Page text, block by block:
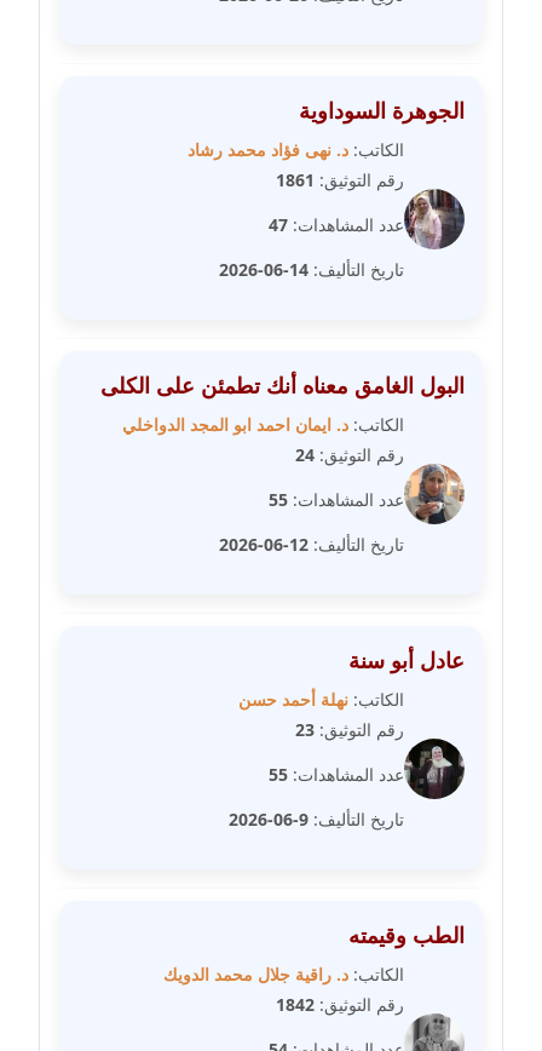
عاملة
مدونة سماح حامد
مدونة سمر ابراهيم
عاملة
مدونة سهام كمال
مدونة سهر صيام
عاملة
مدونة سهير عسكر
عاملة
مدونة سوزان بهنسي
عاملة
عاملة
مدونة شادي الربابعة
عاملة
الجوهرة السوداوية
الكاتب: د. نهى فؤاد محمد رشاد
رقم التوثيق: 1861
عدد المشاهدات: 47
تاريخ التأليف: 14-06-2026
البول الغامق معناه أنك تطمئن على الكلى
الكاتب: د. ايمان احمد ابو المجد الدواخلي
رقم التوثيق: 24
عدد المشاهدات: 55
تاريخ التأليف: 12-06-2026
عادل أبو سنة
الكاتب: نهلة أحمد حسن
رقم التوثيق: 23
عدد المشاهدات: 55
تاريخ التأليف: 9-06-2026
الطب وقيمته
الكاتب: د. راقية جلال محمد الدويك
رقم التوثيق: 1842